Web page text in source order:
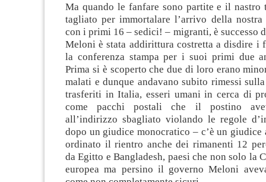
Ma quando le fanfare sono partite e il nastro
tagliato per immortalare l’arrivo della nostra
con i primi 16 – sedici! – migranti, è successo
Meloni è stata addirittura costretta a disdire i
la conferenza stampa per i suoi primi due
Prima si è scoperto che due di loro erano
malati e dunque andavano subito rimessi
trasferiti in Italia, esseri umani in cerca di
come pacchi postali che il postino
all’indirizzo sbagliato violando le regole
dopo un giudice monocratico – c’è un giudice
ordinato il rientro anche dei rimanenti 12
da Egitto e Bangladesh, paesi che non solo la
europea ma persino il governo Meloni